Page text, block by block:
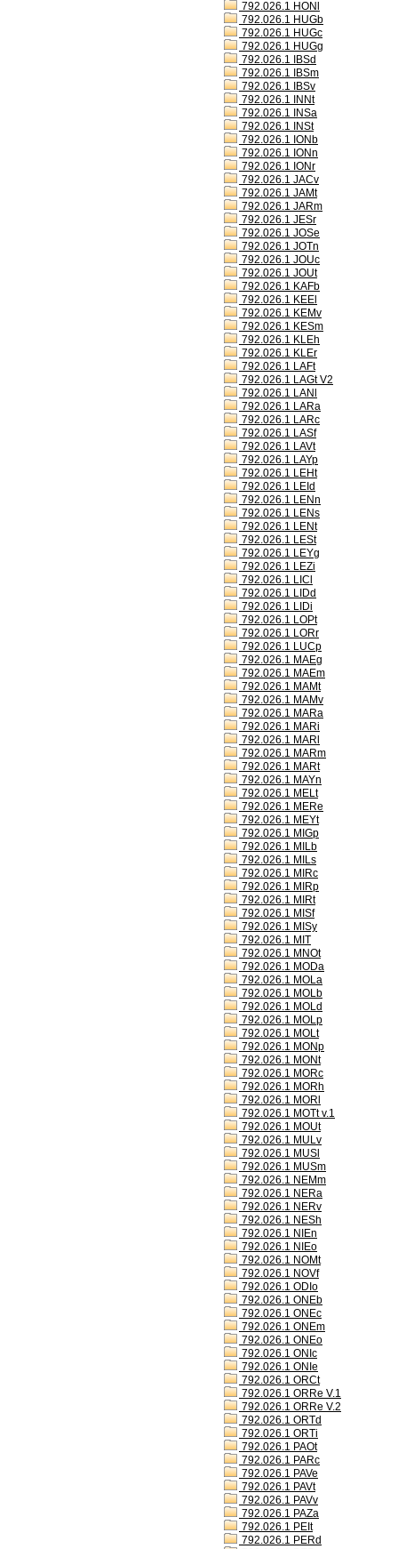
792.026.1 HONl
792.026.1 HUGb
792.026.1 HUGc
792.026.1 HUGg
792.026.1 IBSd
792.026.1 IBSm
792.026.1 IBSv
792.026.1 INNt
792.026.1 INSa
792.026.1 INSt
792.026.1 IONb
792.026.1 IONn
792.026.1 IONr
792.026.1 JACv
792.026.1 JAMt
792.026.1 JARm
792.026.1 JESr
792.026.1 JOSe
792.026.1 JOTn
792.026.1 JOUc
792.026.1 JOUt
792.026.1 KAFb
792.026.1 KEEl
792.026.1 KEMv
792.026.1 KESm
792.026.1 KLEh
792.026.1 KLEr
792.026.1 LAFt
792.026.1 LAGt V2
792.026.1 LANl
792.026.1 LARa
792.026.1 LARc
792.026.1 LASf
792.026.1 LAVt
792.026.1 LAYp
792.026.1 LEHt
792.026.1 LEId
792.026.1 LENn
792.026.1 LENs
792.026.1 LENt
792.026.1 LESt
792.026.1 LEYg
792.026.1 LEZi
792.026.1 LICl
792.026.1 LIDd
792.026.1 LIDi
792.026.1 LOPt
792.026.1 LORr
792.026.1 LUCp
792.026.1 MAEg
792.026.1 MAEm
792.026.1 MAMt
792.026.1 MAMv
792.026.1 MARa
792.026.1 MARi
792.026.1 MARl
792.026.1 MARm
792.026.1 MARt
792.026.1 MAYn
792.026.1 MELt
792.026.1 MERe
792.026.1 MEYt
792.026.1 MIGp
792.026.1 MILb
792.026.1 MILs
792.026.1 MIRc
792.026.1 MIRp
792.026.1 MIRt
792.026.1 MISf
792.026.1 MISy
792.026.1 MIT
792.026.1 MNOt
792.026.1 MODa
792.026.1 MOLa
792.026.1 MOLb
792.026.1 MOLd
792.026.1 MOLp
792.026.1 MOLt
792.026.1 MONp
792.026.1 MONt
792.026.1 MORc
792.026.1 MORh
792.026.1 MORl
792.026.1 MOTt v.1
792.026.1 MOUt
792.026.1 MULv
792.026.1 MUSl
792.026.1 MUSm
792.026.1 NEMm
792.026.1 NERa
792.026.1 NERv
792.026.1 NESh
792.026.1 NIEn
792.026.1 NIEo
792.026.1 NOMt
792.026.1 NOVf
792.026.1 ODIo
792.026.1 ONEb
792.026.1 ONEc
792.026.1 ONEm
792.026.1 ONEo
792.026.1 ONIc
792.026.1 ONIe
792.026.1 ORCt
792.026.1 ORRe V.1
792.026.1 ORRe V.2
792.026.1 ORTd
792.026.1 ORTi
792.026.1 PAOt
792.026.1 PARc
792.026.1 PAVe
792.026.1 PAVt
792.026.1 PAVv
792.026.1 PAZa
792.026.1 PEIt
792.026.1 PERd